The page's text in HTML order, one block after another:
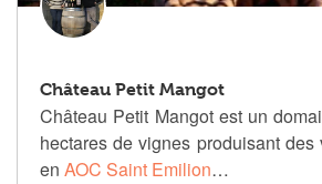
Château Petit Mangot
Château Petit Mangot est un
hectares de vignes produisant
en AOC Saint Emilion…